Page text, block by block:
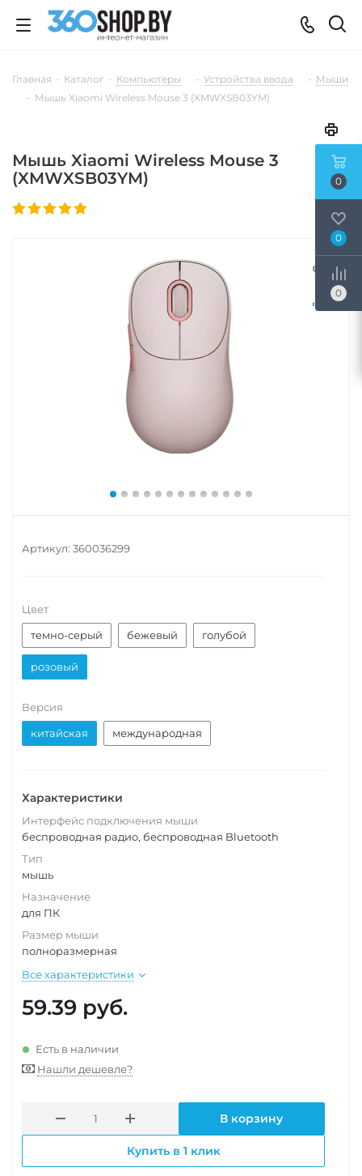
Главная - Каталог - Компьютеры - Устройства ввода - Мыши
- Мышь Xiaomi Wireless Mouse 3 (XMWXSB03YM)
Мышь Xiaomi Wireless Mouse 3
(XMWXSB03YM)
Артикул: 360036299
Цвет
темно-серый
бежевый голубой
розовый
Версия
китайская
международная
Характеристики
Интерфейс подключения мыши
беспроводная радио, беспроводная Bluetooth
Тип
мышь
Назначение
для ПК
Размер мыши
полноразмерная
Все характеристики
59.39 руб.
Есть в наличии
Нашли дешевле?
В корзину
Купить в 1 клик
0
0
0